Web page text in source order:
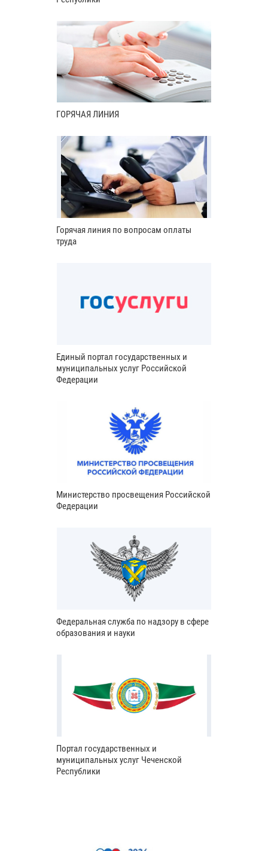
ГОРЯЧАЯ ЛИНИЯ
Горячая линия по вопросам оплаты
труда
Единый портал государственных и
муниципальных услуг Российской
Федерации
Министерство просвещения Российской
Федерации
Федеральная служба по надзору в сфере
образования и науки
Портал государственных и
муниципальных услуг Чеченской
Республики